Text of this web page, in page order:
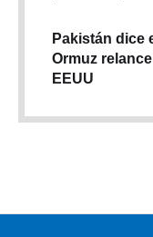
Pakistán dice
Ormuz
EEUU